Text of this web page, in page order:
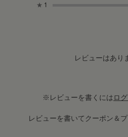
★ 1
レビューはあり
※レビューを書くにはロ
レビューを書いてクーポン＆